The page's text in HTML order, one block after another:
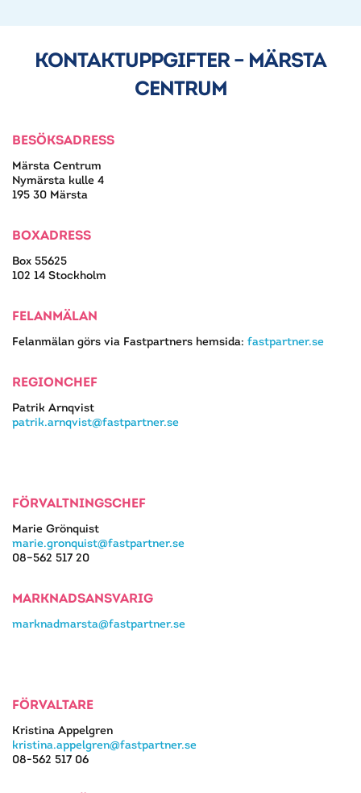
KONTAKTUPPGIFTER – MÄRSTA
CENTRUM
BESÖKSADRESS
Märsta Centrum
Nymärsta kulle 4
195 30 Märsta
BOXADRESS
Box 55625
102 14 Stockholm
FELANMÄLAN
Felanmälan görs via Fastpartners hemsida: fastpartner.se
REGIONCHEF
Patrik Arnqvist
patrik.arnqvist@fastpartner.se
FÖRVALTNINGSCHEF
Marie Grönquist
marie.gronquist@fastpartner.se
08–562 517 20
MARKNADSANSVARIG
marknadmarsta@fastpartner.se
FÖRVALTARE
Kristina Appelgren
kristina.appelgren@fastpartner.se
08-562 517 06